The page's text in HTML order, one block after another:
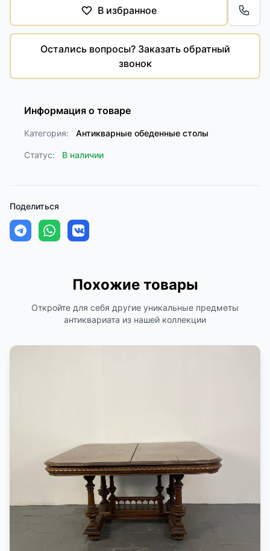
В избранное
Остались вопросы? Заказать обратный
звонок
Информация о товаре
Категория: Антикварные обеденные столы
Статус: В наличии
Поделиться
Похожие товары
Откройте для себя другие уникальные предметы
антиквариата из нашей коллекции